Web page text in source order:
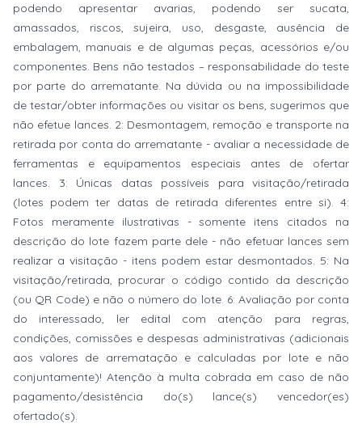
podendo apresentar avarias, podendo ser sucata,
amassados, riscos, sujeira, uso, desgaste, ausência de
embalagem, manuais e de algumas peças, acessórios e/ou
componentes. Bens não testados – responsabilidade do teste
por parte do arrematante. Na dúvida ou na impossibilidade
de testar/obter informações ou visitar os bens, sugerimos que
não efetue lances. 2: Desmontagem, remoção e transporte na
retirada por conta do arrematante - avaliar a necessidade de
ferramentas e equipamentos especiais antes de ofertar
lances. 3: Únicas datas possíveis para visitação/retirada
(lotes podem ter datas de retirada diferentes entre si). 4:
Fotos meramente ilustrativas - somente itens citados na
descrição do lote fazem parte dele - não efetuar lances sem
realizar a visitação - itens podem estar desmontados. 5: Na
visitação/retirada, procurar o código contido da descrição
(ou QR Code) e não o número do lote. 6: Avaliação por conta
do interessado, ler edital com atenção para regras,
condições, comissões e despesas administrativas (adicionais
aos valores de arrematação e calculadas por lote e não
conjuntamente)! Atenção à multa cobrada em caso de não
pagamento/desistência do(s) lance(s) vencedor(es)
ofertado(s).